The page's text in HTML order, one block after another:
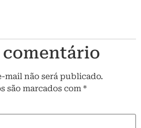
comentário
mail não será publicado.
são marcados com *